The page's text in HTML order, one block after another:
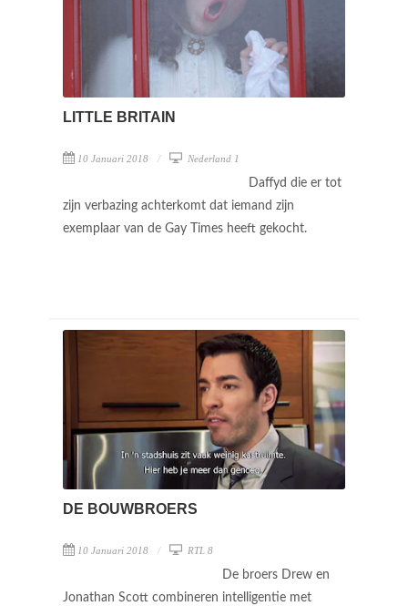
LITTLE BRITAIN
10 Januari 2018 Nederland 1
Daffyd die er tot
zijn verbazing achterkomt dat iemand zijn
exemplaar van de Gay Times heeft gekocht.
DE BOUWBROERS
10 Januari 2018 RTL 8
De broers Drew en
Jonathan Scott combineren intelligentie met